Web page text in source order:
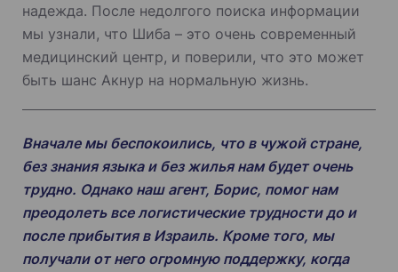
надежда. После недолгого поиска информации
мы узнали, что Шиба – это очень современный
медицинский центр, и поверили, что это может
быть шанс Акнур на нормальную жизнь.
Вначале мы беспокоились, что в чужой стране,
без знания языка и без жилья нам будет очень
трудно. Однако наш агент, Борис, помог нам
преодолеть все логистические трудности до и
после прибытия в Израиль. Кроме того, мы
получали от него огромную поддержку, когда